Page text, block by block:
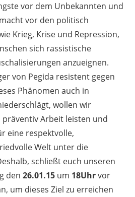
vor dem Unbekannten und
vor den politisch
Krieg, Krise und Repression,
sich rassistische
anzueignen.
von Pegida resistent gegen
Phänomen auch in
wollen wir
Arbeit leisten und
eine respektvolle,
Welt unter die
schließt euch unseren
den 26.01.15um 18Uhrvor
um dieses Ziel zu erreichen